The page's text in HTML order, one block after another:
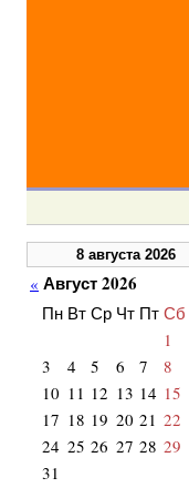
8 августа 2026
« Август 2026
Пн Вт Ср Чт Пт Сб
1
3
4 5 6 7 8
10 11 12 13 14 15
17 18 19 20 21 22
24 25 26 27 28 29
31